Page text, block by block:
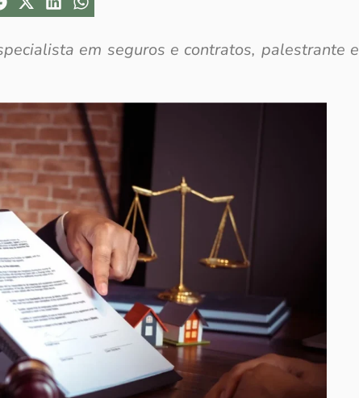
em seguros e contratos, palestrante e